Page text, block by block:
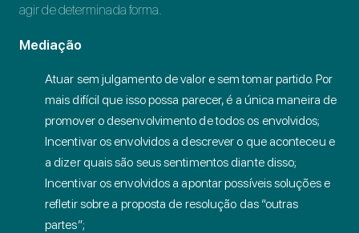
agir de determinada forma.
Mediação
Atuar sem julgamento de valor e sem tomar partido. Por
mais difícil que isso possa parecer, é a única maneira de
promover o desenvolvimento de todos os envolvidos;
Incentivar os envolvidos a descrever o que aconteceu e
a dizer quais são seus sentimentos diante disso;
Incentivar os envolvidos a apontar possíveis soluções e
refletir sobre a proposta de resolução das “outras
partes”;